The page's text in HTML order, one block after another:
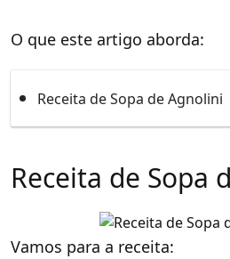
O que este artigo aborda:
Receita de Sopa de Agnolini
Receita de Sopa
Vamos para a receita: